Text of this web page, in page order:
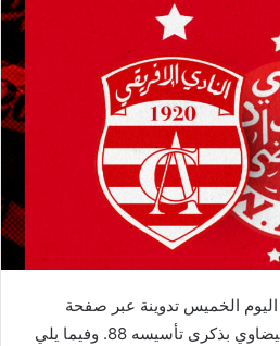
اليوم الخميس تدوينة عبر صفحة
الفريق هنأت خلالها الوداد البيضاوي بذكرى تأسيسه 88. وفيما يلي